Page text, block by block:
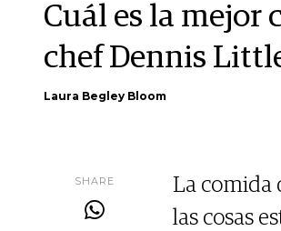
Cuál es la mejor
chef Dennis
Laura Begley Bloom
SHARE
La comida
las cosas